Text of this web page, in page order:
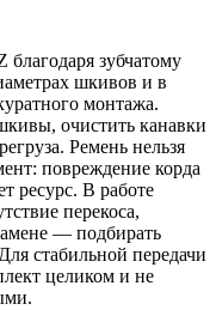
зубчатому
шкивов и в
монтажа.
очистить канавки
Ремень нельзя
повреждение корда
ресурс. В работе
перекоса,
— подбирать
стабильной передачи
целиком и не